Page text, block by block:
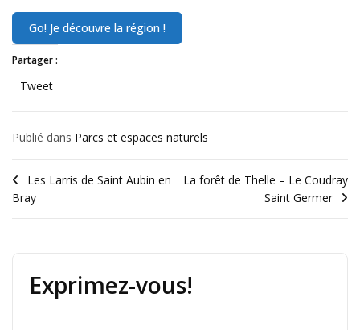
Partager :
Tweet
Publié dans Parcs et espaces naturels
Les Larris de Saint Aubin en
Bray
La forêt de Thelle – Le Coudray
Saint Germer
Exprimez-vous!